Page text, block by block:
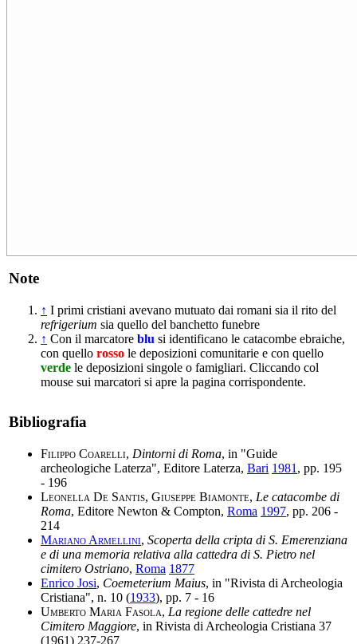
Note
↑ I primi cristiani avevano mutuato dai romani sia il rito del
refrigerium sia quello del banchetto funebre
↑ Con il marcatore blu si identificano le catacombe ebraiche,
con quello rosso le deposizioni comunitarie e con quello
verde le deposizioni singole o famigliari. Cliccando col
mouse sui marcatori si apre la pagina corrispondente.
Bibliografia
Filippo Coarelli, Dintorni di Roma, in "Guide
archeologiche Laterza", Editore Laterza, Bari 1981 , pp. 195
- 196
Leonella De Santis, Giuseppe Biamonte, Le catacombe di
Roma, Editore Newton & Compton, Roma 1997, pp. 206 -
214
Mariano Armellini, Scoperta della cripta di S. Emerenziana
e di una memoria relativa alla cattedra di S. Pietro nel
cimitero Ostriano, Roma 1877
Enrico Josi, Coemeterium Maius, in "Rivista di Archeologia
Cristiana", n. 10 (1933), pp. 7 - 16
Umberto Maria Fasola, La regione delle cattedre nel
Cimitero Maggiore, in Rivista di Archeologia Cristiana 37
(1961) 237-267